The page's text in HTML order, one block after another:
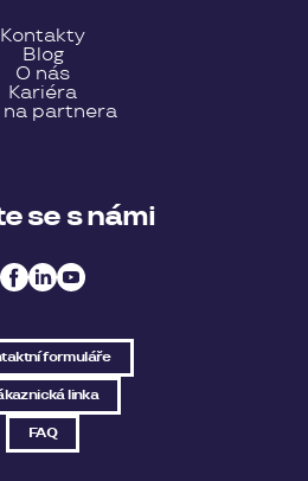
Kontakty
Blog
O nás
Kariéra
na partnera
se s námi
formuláře
linka
FAQ